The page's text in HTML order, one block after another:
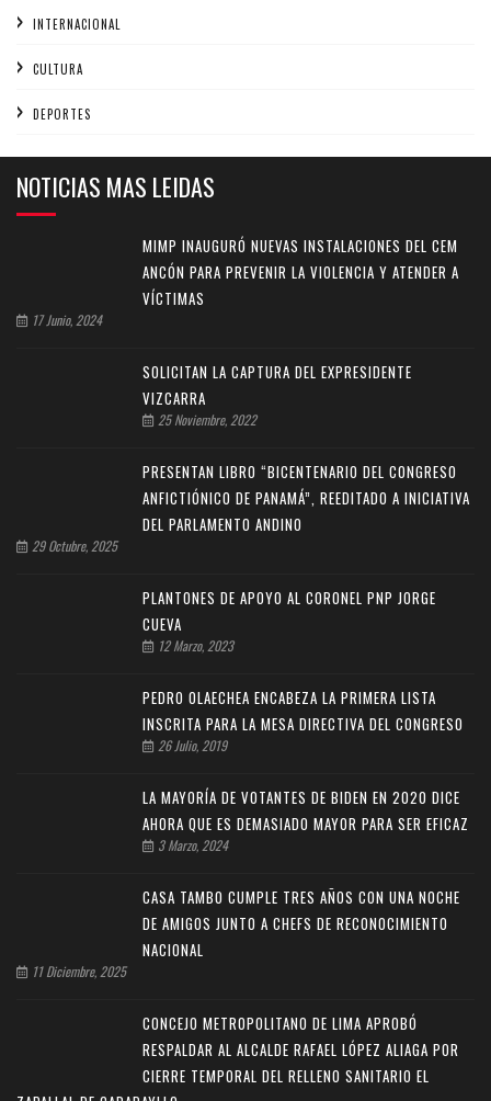
INTERNACIONAL
CULTURA
DEPORTES
NOTICIAS MAS LEIDAS
MIMP INAUGURÓ NUEVAS INSTALACIONES DEL CEM
ANCÓN PARA PREVENIR LA VIOLENCIA Y ATENDER A
VÍCTIMAS
17 Junio, 2024
SOLICITAN LA CAPTURA DEL EXPRESIDENTE
VIZCARRA
25 Noviembre, 2022
PRESENTAN LIBRO “BICENTENARIO DEL CONGRESO
ANFICTIÓNICO DE PANAMÁ”, REEDITADO A INICIATIVA
DEL PARLAMENTO ANDINO
29 Octubre, 2025
PLANTONES DE APOYO AL CORONEL PNP JORGE
CUEVA
12 Marzo, 2023
PEDRO OLAECHEA ENCABEZA LA PRIMERA LISTA
INSCRITA PARA LA MESA DIRECTIVA DEL CONGRESO
26 Julio, 2019
LA MAYORÍA DE VOTANTES DE BIDEN EN 2020 DICE
AHORA QUE ES DEMASIADO MAYOR PARA SER EFICAZ
3 Marzo, 2024
CASA TAMBO CUMPLE TRES AÑOS CON UNA NOCHE
DE AMIGOS JUNTO A CHEFS DE RECONOCIMIENTO
NACIONAL
11 Diciembre, 2025
CONCEJO METROPOLITANO DE LIMA APROBÓ
RESPALDAR AL ALCALDE RAFAEL LÓPEZ ALIAGA POR
CIERRE TEMPORAL DEL RELLENO SANITARIO EL